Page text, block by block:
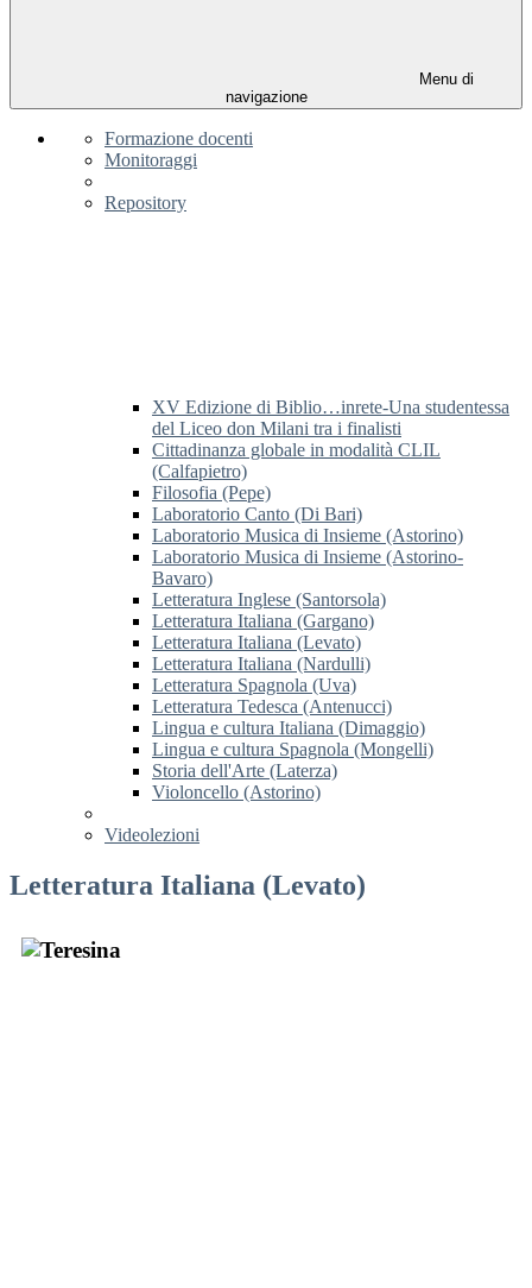
Menu di
navigazione
Formazione docenti
Monitoraggi
Repository
XV Edizione di Biblio…inrete-Una studentessa
del Liceo don Milani tra i finalisti
Cittadinanza globale in modalità CLIL
(Calfapietro)
Filosofia (Pepe)
Laboratorio Canto (Di Bari)
Laboratorio Musica di Insieme (Astorino)
Laboratorio Musica di Insieme (Astorino-
Bavaro)
Letteratura Inglese (Santorsola)
Letteratura Italiana (Gargano)
Letteratura Italiana (Levato)
Letteratura Italiana (Nardulli)
Letteratura Spagnola (Uva)
Letteratura Tedesca (Antenucci)
Lingua e cultura Italiana (Dimaggio)
Lingua e cultura Spagnola (Mongelli)
Storia dell'Arte (Laterza)
Violoncello (Astorino)
Videolezioni
Letteratura Italiana (Levato)